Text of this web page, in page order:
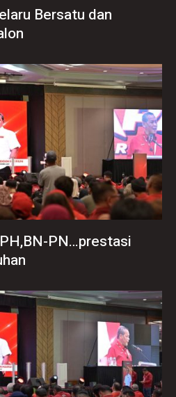
Bersatu dan
PN…prestasi